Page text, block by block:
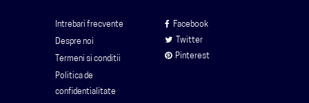
Intrebari frecvente
Despre noi
Termeni si conditii
Politica de
confidentialitate
Facebook
Twitter
Pinterest